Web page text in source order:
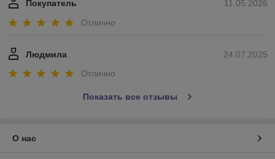
11.05.2026
Покупатель
Отлично
24.07.2025
Людмила
Отлично
Показать все отзывы
О нас